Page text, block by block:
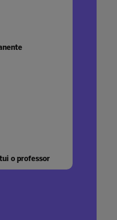
o professor